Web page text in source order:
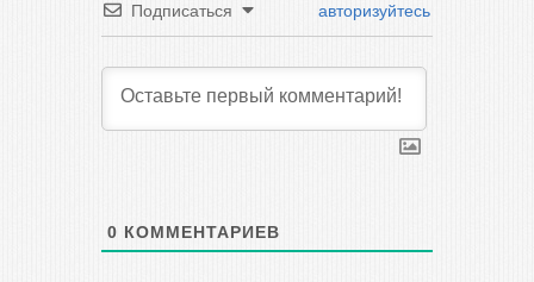
Подписаться авторизуйтесь
0 КОММЕНТАРИЕВ